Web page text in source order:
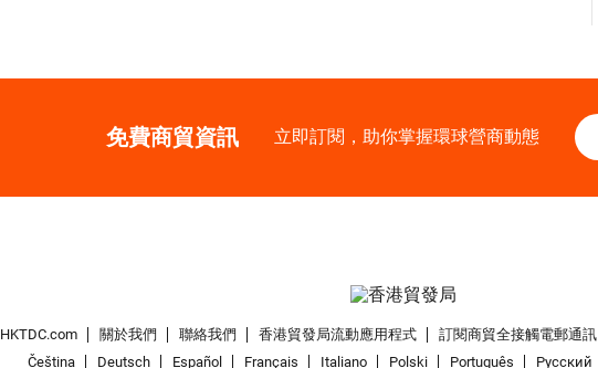
免費商貿資訊 立即訂閱，助你掌握環球營商動態
HKTDC.com 關於我們 聯絡我們 香港貿發局流動應用程式 訂閱商貿全接觸電郵通訊
Čeština
Deutsch Español Français Italiano Polski Português Pусский